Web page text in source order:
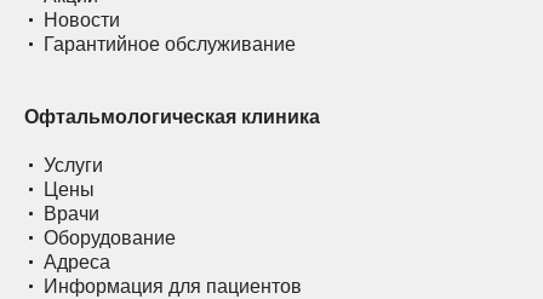
Новости
Гарантийное обслуживание
Офтальмологическая клиника
Услуги
Цены
Врачи
Оборудование
Адреса
Информация для пациентов